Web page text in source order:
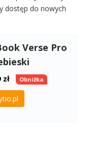
dostęp do nowych
Verse Pro
zł Obniżka